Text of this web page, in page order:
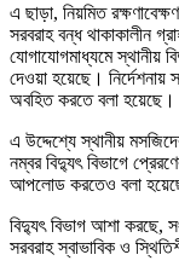
এ ছাড়া, নিয়মিত
সরবরাহ বন্ধ থাকাকালীন
যোগাযোগমাধ্যমে স্থানীয়
দেওয়া হয়েছে। নির্দেশনায়
অবহিত করতে বলা হয়েছে।
এ উদ্দেশ্যে স্থানীয়
নম্বর বিদ্যুৎ বিভাগে
আপলোড করতেও বলা
বিদ্যুৎ বিভাগ আশা করছে,
সরবরাহ স্বাভাবিক ও